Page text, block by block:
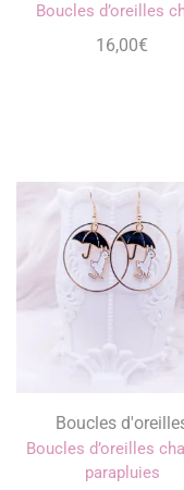
Boucles d’oreilles
16,00€
Boucles
Boucles d’oreilles
parapluies